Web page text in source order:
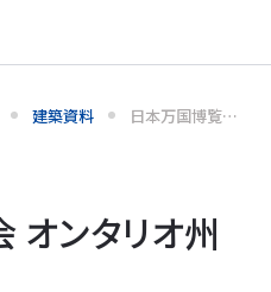
建築資料 日本万国博覧会
オンタリオ州
オンタリオ州